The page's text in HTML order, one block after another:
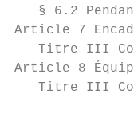
§ 6.2
Article 7
Titre III
Article 8
Titre III